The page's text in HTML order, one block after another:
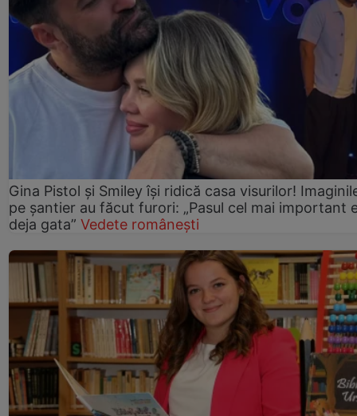
Gina Pistol și Smiley își ridică casa visurilor!
pe șantier au făcut furori: „Pasul cel mai important
deja gata” Vedete românești